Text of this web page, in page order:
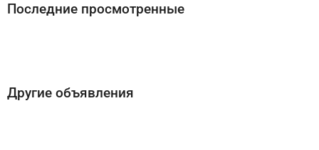
Последние просмотренные
Другие объявления